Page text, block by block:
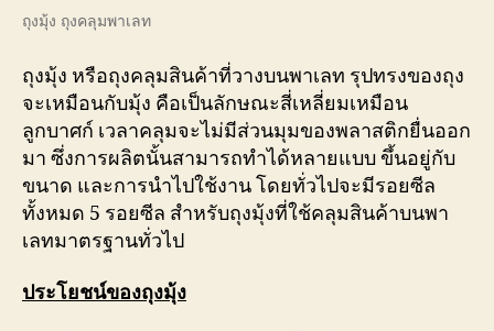
ถุงมุ้ง ถุงคลุมพาเลท
ถุงมุ้ง หรือถุงคลุมสินค้าที่วางบนพาเลท รุปทรงของถุง
จะเหมือนกับมุ้ง คือเป็นลักษณะสี่เหลี่ยมเหมือน
ลูกบาศก์ เวลาคลุมจะไม่มีส่วนมุมของพลาสติกยื่นออก
มา ซึ่งการผลิตนั้นสามารถทำได้หลายแบบ ขึ้นอยู่กับ
ขนาด และการนำไปใช้งาน โดยทั่วไปจะมีรอยซีล
ทั้งหมด 5 รอยซีล สำหรับถุงมุ้งที่ใช้คลุมสินค้าบนพา
เลทมาตรฐานทั่วไป
ประโยชน์ของถุงมุ้ง